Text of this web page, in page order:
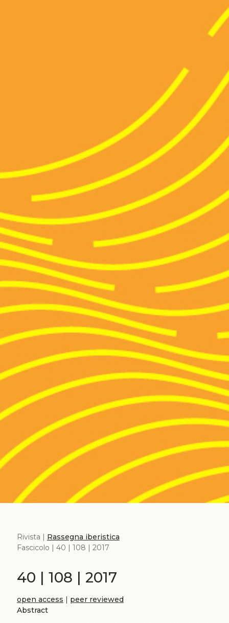
Rivista | Rassegna iberistica
Fascicolo | 40 | 108 | 2017
40 | 108 | 2017
open access | peer reviewed
Abstract